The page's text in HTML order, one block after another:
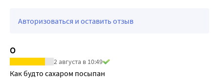
Авторизоваться и оставить отзыв
О
2 августа в 10:49
Как будто сахаром посыпан